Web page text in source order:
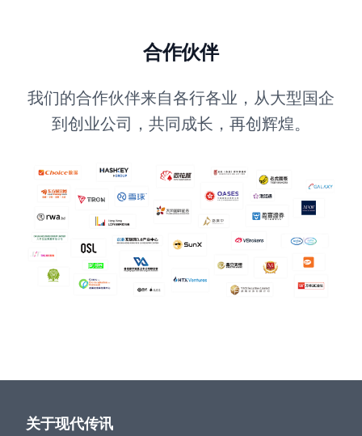
合作伙伴
我们的合作伙伴来自各行各业，从大型国企
到创业公司，共同成长，再创辉煌。
关于现代传讯